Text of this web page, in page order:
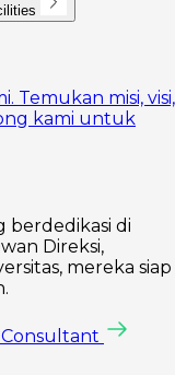
Temukan misi, visi,
kami untuk
berdedikasi di
Direksi,
mereka siap